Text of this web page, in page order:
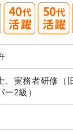
、実務者研修（
ー2級）